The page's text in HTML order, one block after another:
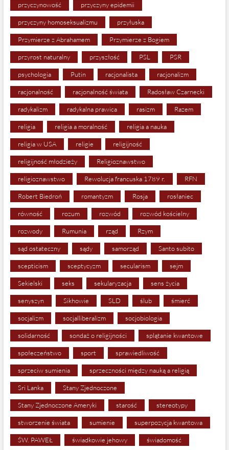
przyczynowość przyczyny epidemii
przyczyny homoseksualizmu przyłuska
Przymierze z Abrahamem Przymierze z Bogiem
przyrost naturalny przyszłość PSL PSR
psychologia Putin racjonalista racjonalizm
racjonalność racjonalność świata Radosław Czarnecki
radykalizm radykalna prawica rasizm Razem
religia religia a moralność religia a nauka
religia w USA religie religijność
religijność młodzieży Religioznawstwo
religioznawstwo Rewolucja francuska 1789 r. RFN
Robert Biedroń romantyzm Rosja rosłaniec
równość rozum rozwód rozwód kościelny
rozwody Rumunia rząd Rzym
sąd ostateczny sądy samorząd Santo subito
scepticism sceptycyzm secularism sejm
Sekielski seks sekularyzacja sens życia
senyszyn Sikhowie SLD ślub śmierć
socjalizm socjalliberalizm socjobiologia
solidarność sondaż o religijności splątanie kwantowe
społeczeństwo sport sprawiedliwość
sprzeciw sumienia sprzeczności między nauką a religią
Sri Lanka Stany Zjednoczone
Stany Zjednoczone Ameryki starość stereotypy
stworzenie świata sumienie superpozycja kwantowa
ŚW. PAWEŁ świadkowie jehowy świadomość